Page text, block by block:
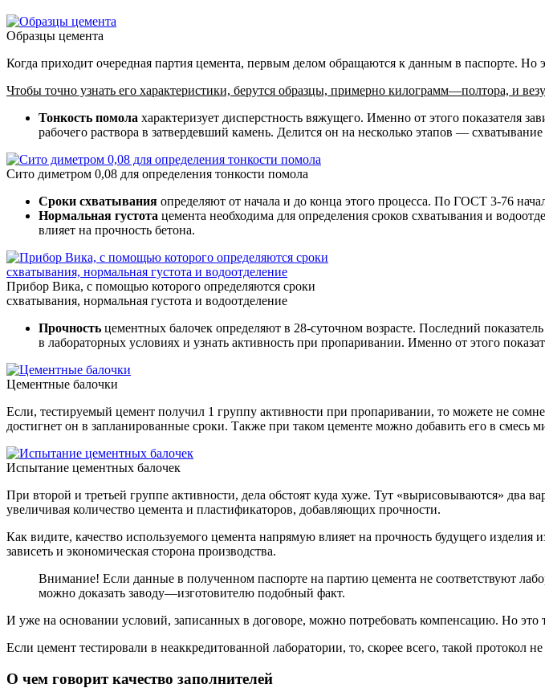
Образцы цемента
Когда приходит очередная партия цемента, первым делом обращаются к данным в паспорте. Но
Чтобы точно узнать его характеристики, берутся образцы, примерно килограмм—полтора, и
Тонкость помола характеризует дисперстность вяжущего. Именно от этого показателя
рабочего раствора в затвердевший камень. Делится он на несколько этапов —
Сито диметром 0,08 для определения тонкости помола
Сроки схватывания определяют от начала и до конца этого процесса. По ГОСТ 3-76
Нормальная густота цемента необходима для определения сроков схватывания и
влияет на прочность бетона.
Прибор Вика, с помощью которого определяются сроки
схватывания, нормальная густота и водоотделение
Прочность цементных балочек определяют в 28-суточном возрасте. Последний
в лабораторных условиях и узнать активность при пропаривании. Именно от этого
Цементные балочки
Если, тестируемый цемент получил 1 группу активности при пропаривании, то можете не
достигнет он в запланированные сроки. Также при таком цементе можно добавить его в смесь
Испытание цементных балочек
При второй и третьей группе активности, дела обстоят куда хуже. Тут «вырисовываются» два
увеличивая количество цемента и пластификаторов, добавляющих прочности.
Как видите, качество используемого цемента напрямую влияет на прочность будущего
зависеть и экономическая сторона производства.
Внимание! Если данные в полученном паспорте на партию цемента не соответствуют
можно доказать заводу—изготовителю подобный факт.
И уже на основании условий, записанных в договоре, можно потребовать компенсацию. Но
Если цемент тестировали в неаккредитованной лаборатории, то, скорее всего, такой протокол
О чем говорит качество заполнителей